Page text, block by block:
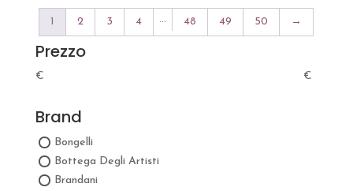
Prezzo
€ €
Brand
Bongelli
Bottega Degli Artisti
Brandani
1 2 3 4 … 48 49 50 →